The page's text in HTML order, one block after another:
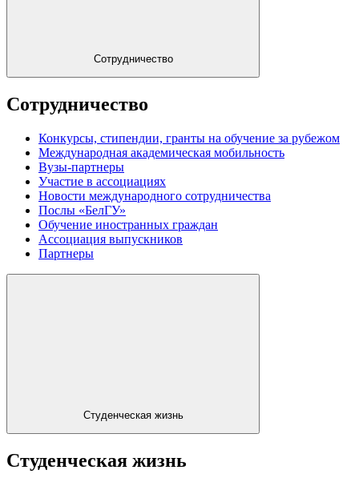
Сотрудничество
Сотрудничество
Конкурсы, стипендии, гранты на обучение за рубежом
Международная академическая мобильность
Вузы-партнеры
Участие в ассоциациях
Новости международного сотрудничества
Послы «БелГУ»
Обучение иностранных граждан
Ассоциация выпускников
Партнеры
Студенческая жизнь
Студенческая жизнь